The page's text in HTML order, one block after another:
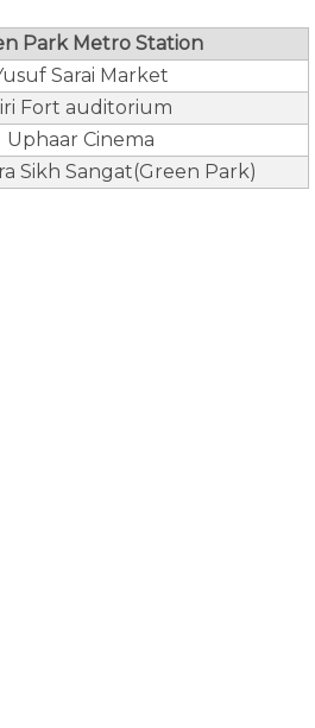
Park Metro Station
Sarai Market
Fort auditorium
Uphaar Cinema
Sikh Sangat(Green Park)